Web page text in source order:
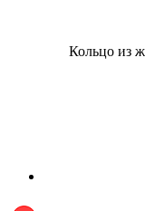
Кольцо из